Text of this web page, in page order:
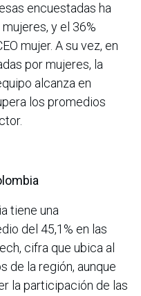
encuestadas ha
y el 36%
mujer. A su vez, en
por mujeres, la
alcanza en
los promedios
tiene una
del 45,1% en las
cifra que ubica al
de la región, aunque
la participación de las